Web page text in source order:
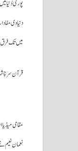
پوری دُنیا
دنیاوی
میں تک فرق
قرآن سر چشمہ
مقامی
نعمان نعیم